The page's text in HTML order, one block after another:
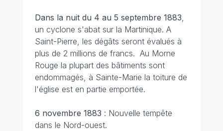
Dans la nuit du 4 au 5 septembre 1883,
un cyclone s'abat sur la Martinique. A
Saint-Pierre, les dégâts seront évalués à
plus de 2 millions de francs. Au Morne
Rouge la plupart des bâtiments sont
endommagés, à Sainte-Marie la toiture de
l'église est en partie emportée.
6 novembre 1883 : Nouvelle tempête
dans le Nord-ouest.